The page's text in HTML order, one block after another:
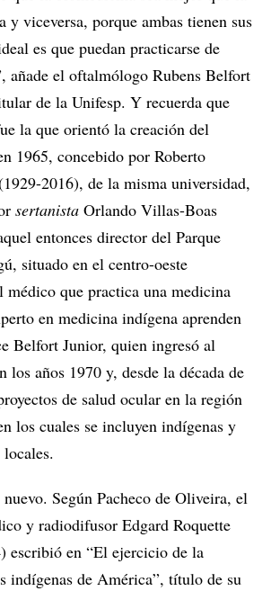
y viceversa, porque ambas tienen sus
es que puedan practicarse de
añade el oftalmólogo Rubens Belfort
de la Unifesp. Y recuerda que
la que orientó la creación del
1965, concebido por Roberto
2016), de la misma universidad,
sertanista Orlando Villas-Boas
entonces director del Parque
situado en el centro-oeste
médico que practica una medicina
en medicina indígena aprenden
Belfort Junior, quien ingresó al
los años 1970 y, desde la década de
de salud ocular en la región
los cuales se incluyen indígenas y
nuevo. Según Pacheco de Oliveira, el
y radiodifusor Edgard Roquette
escribió en “El ejercicio de la
indígenas de América”, título de su